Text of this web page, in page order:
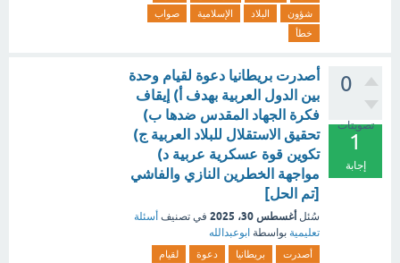
شؤون
البلاد الإسلامية
صواب
خطأ
0
تصويتات
1
إجابة
أصدرت بريطانيا دعوة لقيام وحدة
بين الدول العربية بهدف أ) إيقاف
فكرة الجهاد المقدس ضدها ب)
تحقيق الاستقلال للبلاد العربية ج)
تكوين قوة عسكرية عربية د)
مواجهة الخطرين النازي والفاشي
[تم الحل]
سُئل أغسطس 30، 2025 في تصنيف أسئلة
تعليمية بواسطة ابوعبدالله
أصدرت بريطانيا دعوة
لقيام